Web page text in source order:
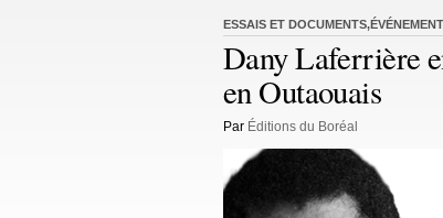
ESSAIS ET DOCUMENTS,
Dany Laferrière
en Outaouais
Par Éditions du Boréal